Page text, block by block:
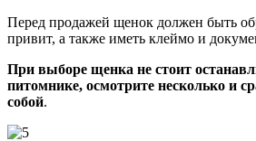
Перед продажей щенок должен быть
привит, а также иметь клеймо и
При выборе щенка не стоит
питомнике, осмотрите несколько и
собой.